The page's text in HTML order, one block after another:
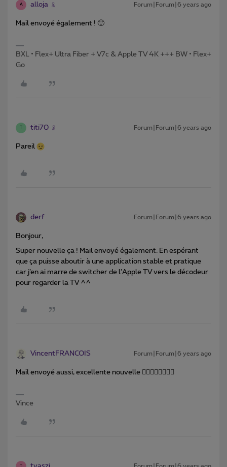
A alloja Forum|Forum|6 years ago
Mail envoyé également ! 🙂
BXL • Flex+ Ultra Fiber + V7c & Apple TV 4K +++ BW • Flex+
Go
titi70 Forum|Forum|6 years ago
Pareil
derf Forum|Forum|6 years ago
Bonjour,
Super nouvelle ça ! Mail envoyé également. En espérant
que ça puisse aboutir à une application stable et pratique
car j’en ai marre de switcher de l’Apple TV vers le décodeur
pour regarder la TV ^^
VincentFRANCOIS Forum|Forum|6 years ago
Mail envoyé aussi, excellente nouvelle 👍🏻👍🏻👍🏻👍🏻
Vince
Forum|Forum|6 years ago